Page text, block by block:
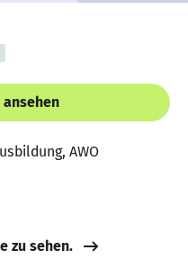
ansehen
AWO
zu sehen.